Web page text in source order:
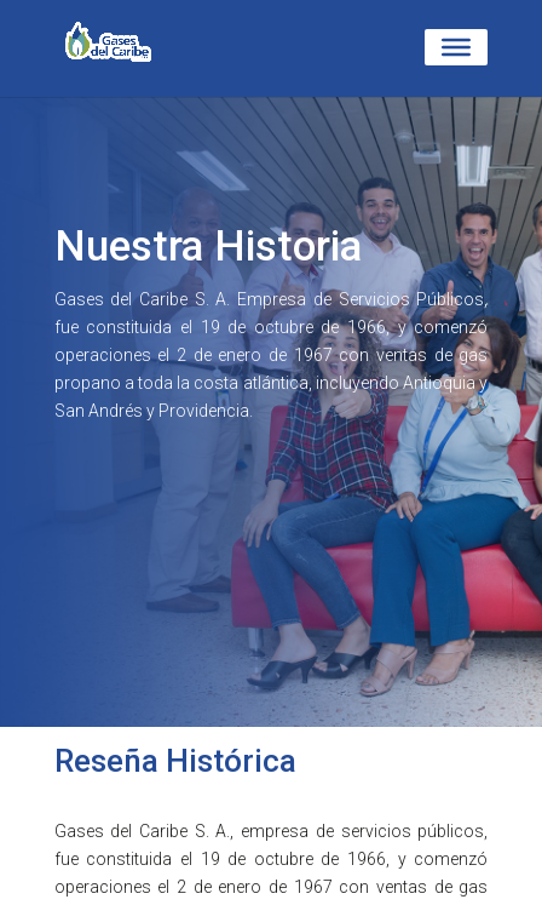
Nuestra Historia
Gases del Caribe S. A. Empresa de Servicios Públicos,
fue constituida el 19 de octubre de 1966, y comenzó
operaciones el 2 de enero de 1967 con ventas de gas
propano a toda la costa atlántica, incluyendo Antioquia y
San Andrés y Providencia.
Reseña Histórica
Gases del Caribe S. A., empresa de servicios públicos,
fue constituida el 19 de octubre de 1966, y comenzó
operaciones el 2 de enero de 1967 con ventas de gas